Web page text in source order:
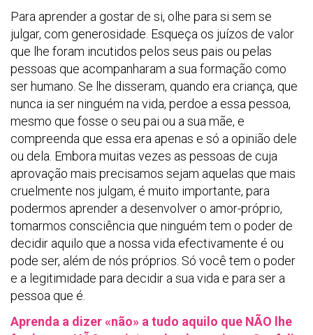
Para aprender a gostar de si, olhe para si sem se
julgar, com generosidade. Esqueça os juízos de valor
que lhe foram incutidos pelos seus pais ou pelas
pessoas que acompanharam a sua formação como
ser humano. Se lhe disseram, quando era criança, que
nunca ia ser ninguém na vida, perdoe a essa pessoa,
mesmo que fosse o seu pai ou a sua mãe, e
compreenda que essa era apenas e só a opinião dele
ou dela. Embora muitas vezes as pessoas de cuja
aprovação mais precisamos sejam aquelas que mais
cruelmente nos julgam, é muito importante, para
podermos aprender a desenvolver o amor-próprio,
tomarmos consciência que ninguém tem o poder de
decidir aquilo que a nossa vida efectivamente é ou
pode ser, além de nós próprios. Só você tem o poder
e a legitimidade para decidir a sua vida e para ser a
pessoa que é.
Aprenda a dizer «não» a tudo aquilo que NÃO lhe